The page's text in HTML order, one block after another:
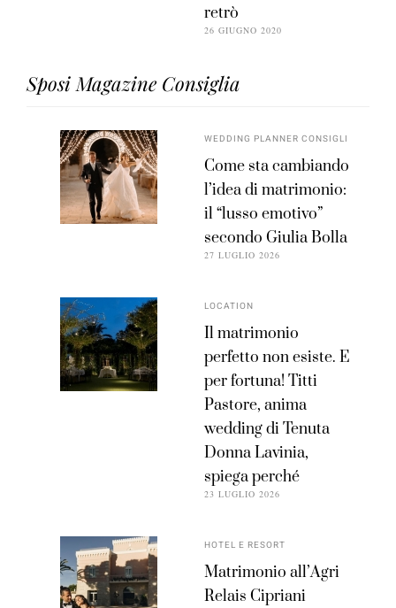
retrò
26 GIUGNO 2020
Sposi Magazine Consiglia
WEDDING PLANNER CONSIGLI
Come sta cambiando
l’idea di matrimonio:
il “lusso emotivo”
secondo Giulia Bolla
27 LUGLIO 2026
LOCATION
Il matrimonio
perfetto non esiste. E
per fortuna! Titti
Pastore, anima
wedding di Tenuta
Donna Lavinia,
spiega perché
23 LUGLIO 2026
HOTEL E RESORT
Matrimonio all’Agri
Relais Cipriani